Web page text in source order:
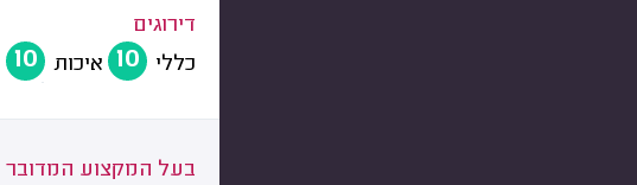
דירוגים
כללי
10 איכות 10
בעל המקצוע המדובר